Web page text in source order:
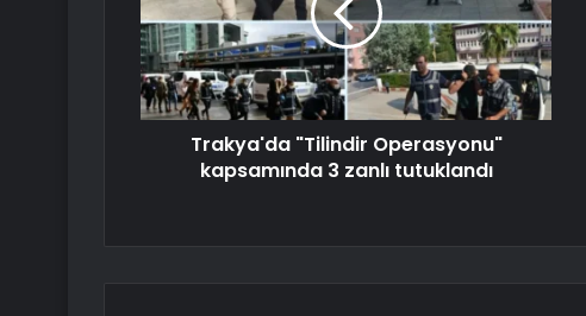
Trakya'da "Tilindir Operasyonu"
kapsamında 3 zanlı tutuklandı